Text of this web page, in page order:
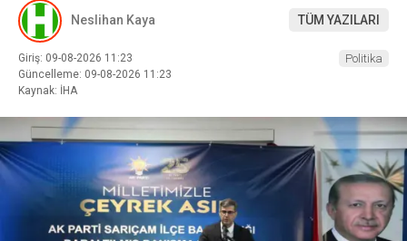
Neslihan Kaya TÜM YAZILARI
Giriş: 09-08-2026 11:23
Güncelleme: 09-08-2026 11:23
Kaynak: İHA
Politika